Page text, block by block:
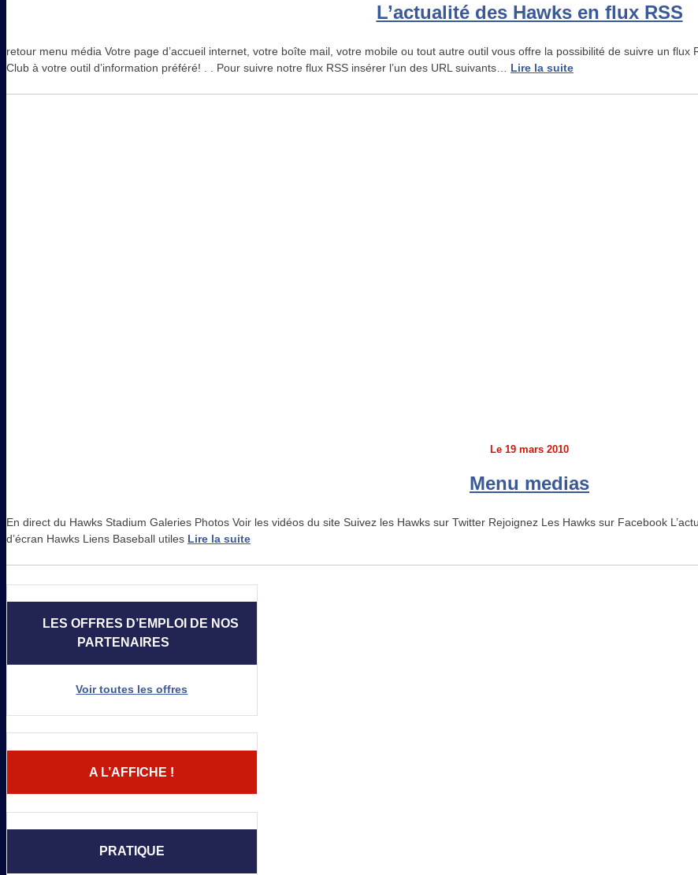
L’actualité des Hawks en flux RSS
retour menu média Votre page d’accueil internet, votre boîte mail, votre mobile ou tout autre outil vous offre la possibilité de suivre un flux
Club à votre outil d’information préféré! . . Pour suivre notre flux RSS insérer l’un des URL suivants… Lire la suite
Le 19 mars 2010
Menu medias
En direct du Hawks Stadium Galeries Photos Voir les vidéos du site Suivez les Hawks sur Twitter Rejoignez Les Hawks sur Facebook
d’écran Hawks Liens Baseball utiles Lire la suite
LES OFFRES D’EMPLOI DE NOS
PARTENAIRES
Voir toutes les offres
A L’AFFICHE !
PRATIQUE